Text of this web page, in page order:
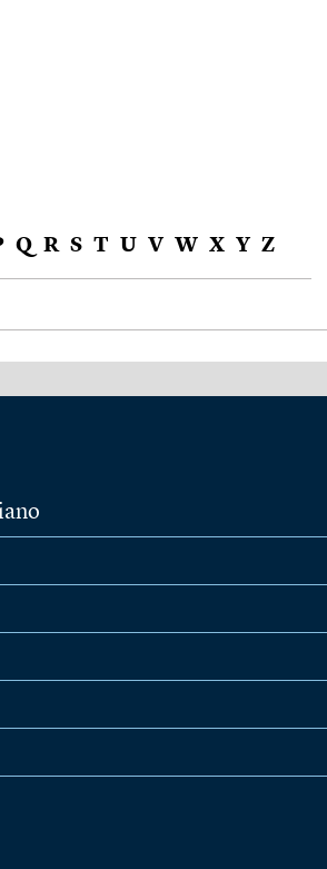
Q R S T U V W X Y Z